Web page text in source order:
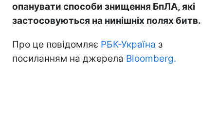
опанувати способи знищення БпЛА, які
застосовуються на нинішніх полях битв.
Про це повідомляє РБК-Україна з
посиланням на джерела Bloomberg.